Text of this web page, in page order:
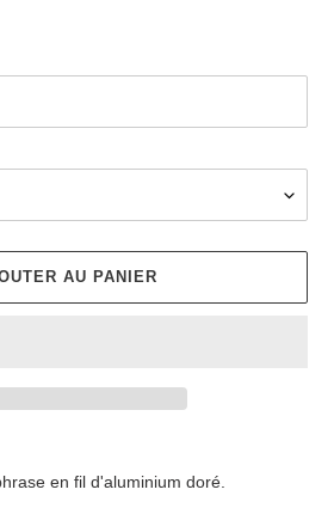
AU PANIER
en fil d'aluminium doré.